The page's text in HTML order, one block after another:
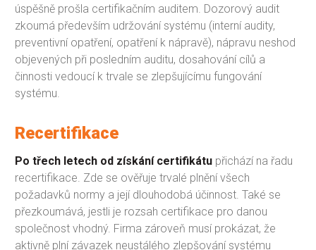
úspěšně prošla certifikačním auditem. Dozorový audit
zkoumá především udržování systému (interní audity,
preventivní opatření, opatření k nápravě), nápravu neshod
objevených při posledním auditu, dosahování cílů a
činnosti vedoucí k trvale se zlepšujícímu fungování
systému.
Recertifikace
Po třech letech od získání certifikátu přichází na řadu
recertifikace. Zde se ověřuje trvalé plnění všech
požadavků normy a její dlouhodobá účinnost. Také se
přezkoumává, jestli je rozsah certifikace pro danou
společnost vhodný. Firma zároveň musí prokázat, že
aktivně plní závazek neustálého zlepšování systému